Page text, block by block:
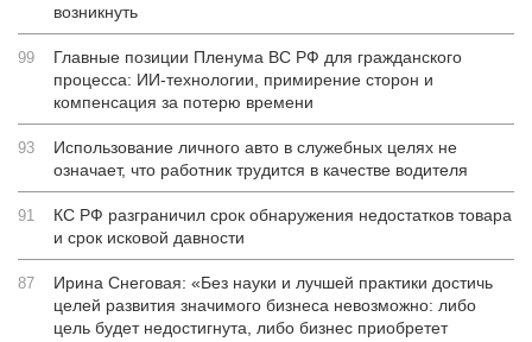
возникнуть
99
Главные позиции Пленума ВС РФ для гражданского
процесса: ИИ-технологии, примирение сторон и
компенсация за потерю времени
93
Использование личного авто в служебных целях не
означает, что работник трудится в качестве водителя
91
КС РФ разграничил срок обнаружения недостатков товара
и срок исковой давности
87
Ирина Снеговая: «Без науки и лучшей практики достичь
целей развития значимого бизнеса невозможно: либо
цель будет недостигнута, либо бизнес приобретет